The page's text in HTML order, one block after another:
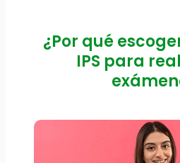
¿Por qué
IPS para